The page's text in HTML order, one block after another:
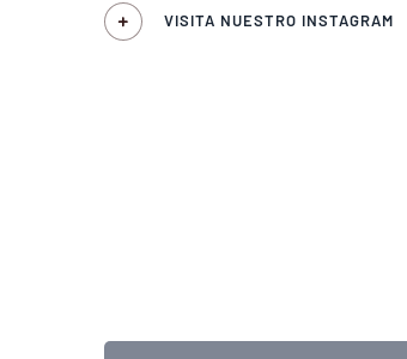
VISITA NUESTRO INSTAGRAM